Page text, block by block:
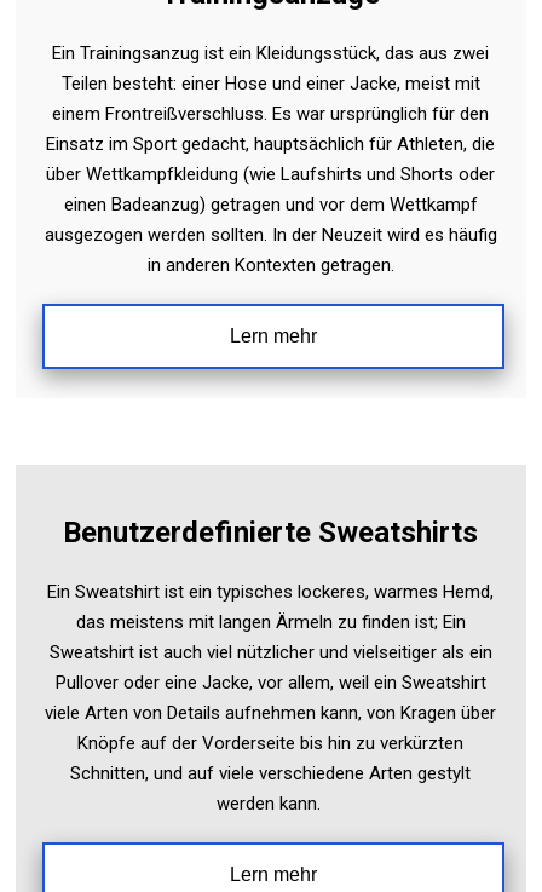
Ein Trainingsanzug ist ein Kleidungsstück, das aus zwei
Teilen besteht: einer Hose und einer Jacke, meist mit
einem Frontreißverschluss. Es war ursprünglich für den
Einsatz im Sport gedacht, hauptsächlich für Athleten, die
über Wettkampfkleidung (wie Laufshirts und Shorts oder
einen Badeanzug) getragen und vor dem Wettkampf
ausgezogen werden sollten. In der Neuzeit wird es häufig
in anderen Kontexten getragen.
Lern mehr
Benutzerdefinierte Sweatshirts
Ein Sweatshirt ist ein typisches lockeres, warmes Hemd,
das meistens mit langen Ärmeln zu finden ist; Ein
Sweatshirt ist auch viel nützlicher und vielseitiger als ein
Pullover oder eine Jacke, vor allem, weil ein Sweatshirt
viele Arten von Details aufnehmen kann, von Kragen über
Knöpfe auf der Vorderseite bis hin zu verkürzten
Schnitten, und auf viele verschiedene Arten gestylt
werden kann.
Lern mehr